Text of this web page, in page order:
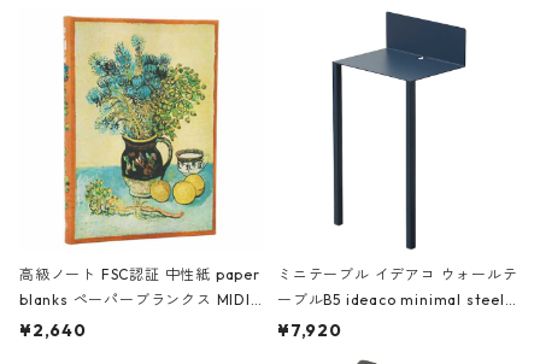
高級ノート FSC認証 中性紙 paper
blanks ペーパーブランクス MIDI
ハードカバー 罫線 ヴァン・ゴッホ
¥2,640
ミニテーブル イデアコ ウォールテ
ーブルB5 ideaco minimal steel f
urniture WALL Table B5 ネイビー
¥7,920